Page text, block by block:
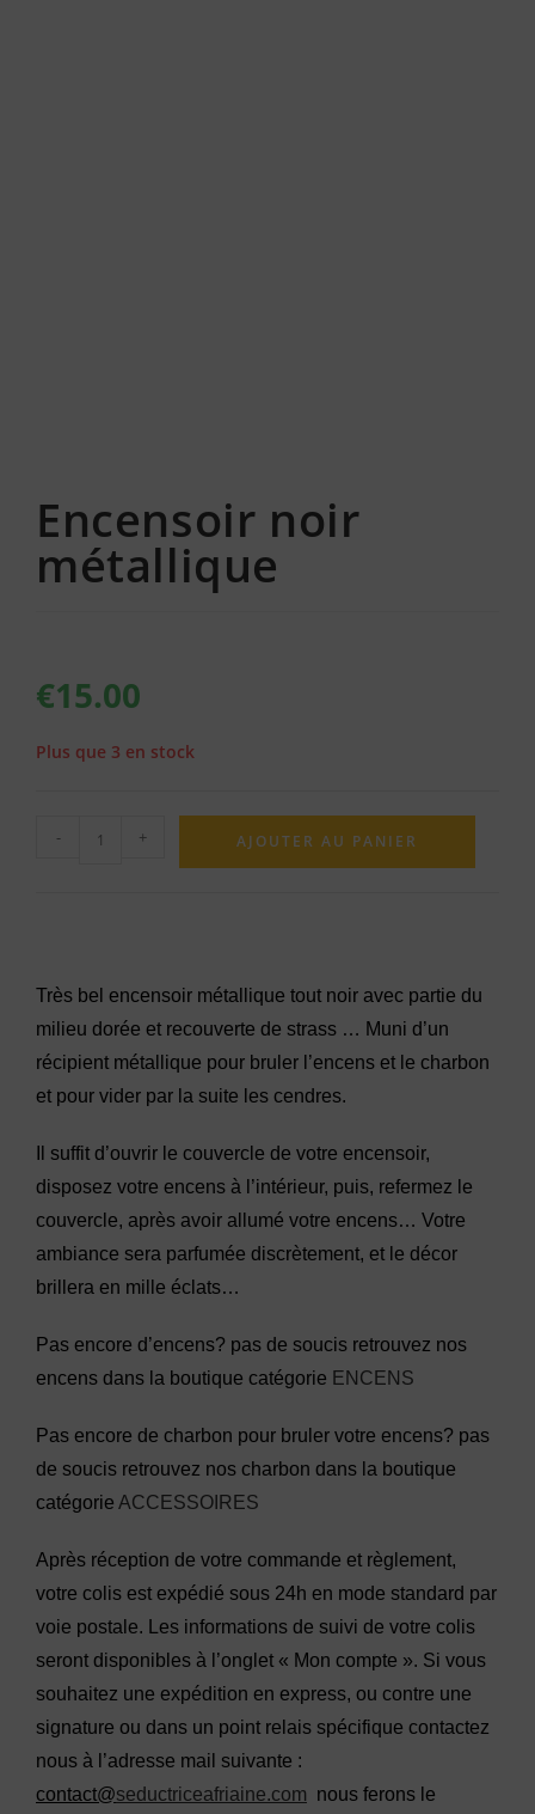
Encensoir noir
métallique
€15.00
Plus que 3 en stock
- + AJOUTER AU PANIER
Très bel encensoir métallique tout noir avec partie du
milieu dorée et recouverte de strass … Muni d’un
récipient métallique pour bruler l’encens et le charbon
et pour vider par la suite les cendres.
Il suffit d’ouvrir le couvercle de votre encensoir,
disposez votre encens à l’intérieur, puis, refermez le
couvercle, après avoir allumé votre encens… Votre
ambiance sera parfumée discrètement, et le décor
brillera en mille éclats…
Pas encore d’encens? pas de soucis retrouvez nos
encens dans la boutique catégorie ENCENS
Pas encore de charbon pour bruler votre encens? pas
de soucis retrouvez nos charbon dans la boutique
catégorie ACCESSOIRES
Après réception de votre commande et règlement,
votre colis est expédié sous 24h en mode standard par
voie postale. Les informations de suivi de votre colis
seront disponibles à l’onglet « Mon compte ». Si vous
souhaitez une expédition en express, ou contre une
signature ou dans un point relais spécifique contactez
nous à l’adresse mail suivante :
contact@seductriceafriaine.com nous ferons le